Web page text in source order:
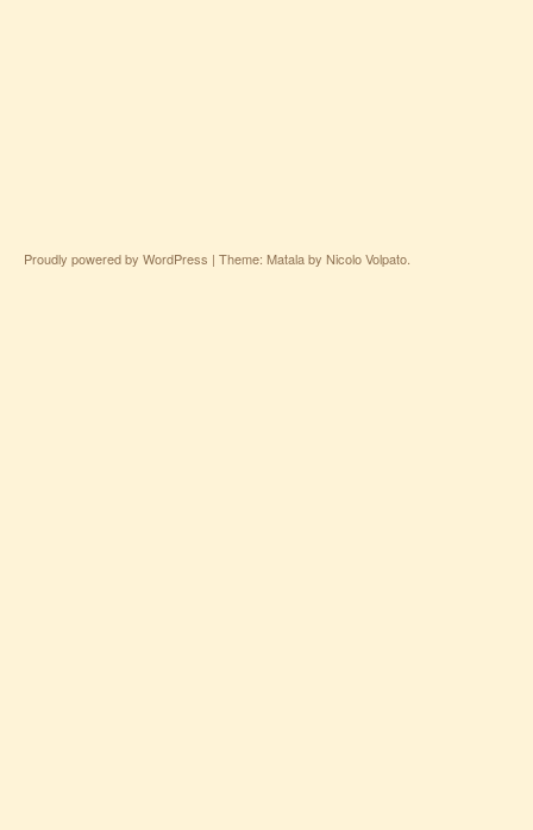
Proudly powered by WordPress | Theme: Matala by Nicolo Volpato